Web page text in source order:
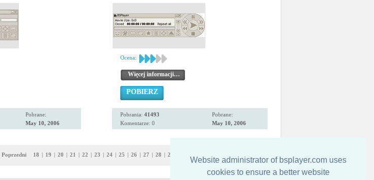
Website administrator of bsplayer.com uses
cookies to ensure a better website
Pobrane:
May 10, 2006
Ocena:
Więcej informacji…
POBIERZ
Pobrania: 41493
Komentarze: 0
Pobrane:
May 10, 2006
Poprzedni 18 | 19 | 20 | 21 | 22 | 23 | 24 | 25 | 26 | 27 | 28 | 29